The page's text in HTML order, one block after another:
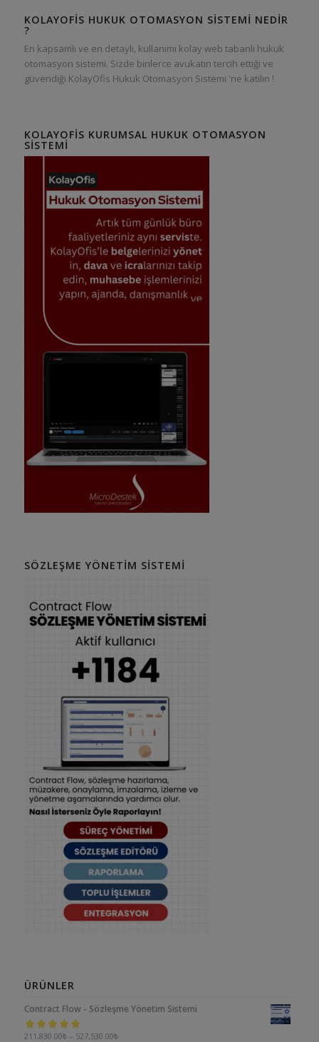
KOLAYOFIS HUKUK OTOMASYON SISTEMI NEDIR
?
En kapsamlı ve en detaylı, kullanımı kolay web tabanlı hukuk
otomasyon sistemi. Sizde binlerce avukatın tercih ettiği ve
güvendiği KolayOfis Hukuk Otomasyon Sistemi 'ne katılın !
KOLAYOFIS KURUMSAL HUKUK OTOMASYON
SISTEMI
SÖZLEŞME YÖNETIM SISTEMI
ÜRÜNLER
Contract Flow - Sözleşme Yönetim Sistemi
5 üzerinden
211,830.00₺ – 527,530.00₺